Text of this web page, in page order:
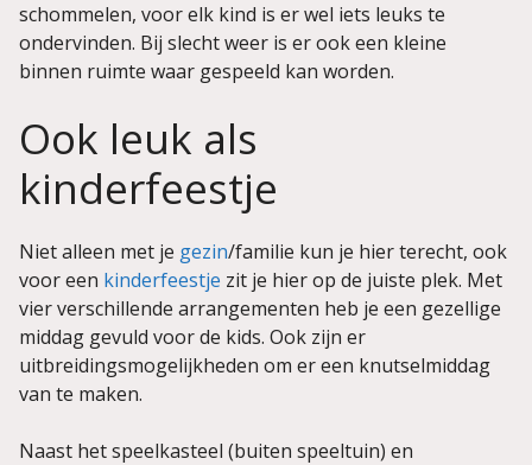
schommelen, voor elk kind is er wel iets leuks te
ondervinden. Bij slecht weer is er ook een kleine
binnen ruimte waar gespeeld kan worden.
Ook leuk als
kinderfeestje
Niet alleen met je gezin/familie kun je hier terecht, ook
voor een kinderfeestje zit je hier op de juiste plek. Met
vier verschillende arrangementen heb je een gezellige
middag gevuld voor de kids. Ook zijn er
uitbreidingsmogelijkheden om er een knutselmiddag
van te maken.
Naast het speelkasteel (buiten speeltuin) en